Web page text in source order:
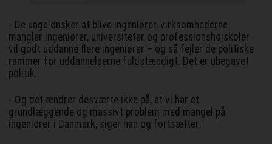
- De unge ønsker at blive ingeniører, virksomhederne
mangler ingeniører, universiteter og professionshøjskoler
vil godt uddanne flere ingeniører – og så fejler de politiske
rammer for uddannelserne fuldstændigt. Det er ubegavet
politik.
- Og det ændrer desværre ikke på, at vi har et
grundlæggende og massivt problem med mangel på
ingeniører i Danmark, siger han og fortsætter: